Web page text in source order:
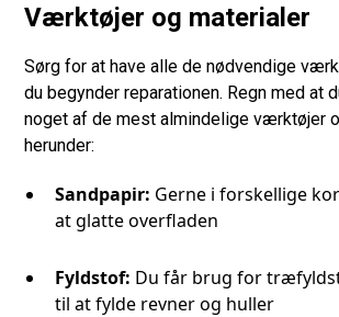
Værktøjer og materialer
Sørg for at have alle de nødvendige
du begynder reparationen. Regn med at
noget af de mest almindelige værktøjer
herunder:
Sandpapir: Gerne i forskellige
at glatte overfladen
Fyldstof: Du får brug for
til at fylde revner og huller